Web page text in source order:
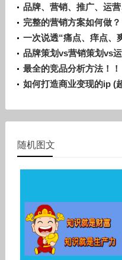
品牌、营销、推广、运
完整的营销方案如何做
一次说透“痛点、痒点、
品牌策划vs营销策划vs
最全的竞品分析方法！！
如何打造商业变现的ip (
随机图文